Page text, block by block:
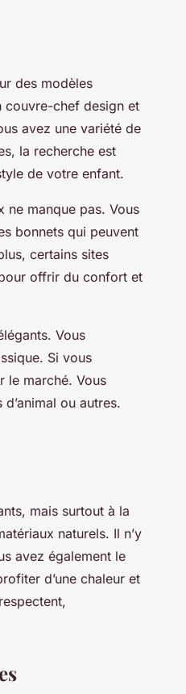
des modèles
couvre-chef design et
avez une variété de
la recherche est
de votre enfant.
ne manque pas. Vous
bonnets qui peuvent
certains sites
offrir du confort et
Vous
Si vous
le marché. Vous
ou autres.
mais surtout à la
naturels. Il n’y
avez également le
d’une chaleur et